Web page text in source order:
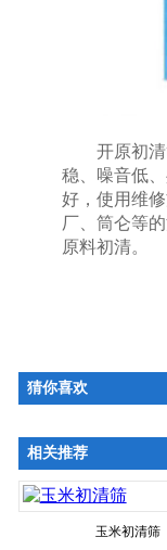
开原初
稳、噪音低
好，使用维
厂、筒仑等
原料初清。
猜你喜欢
相关推荐
玉米初清筛